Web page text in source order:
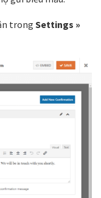
trong Settings »